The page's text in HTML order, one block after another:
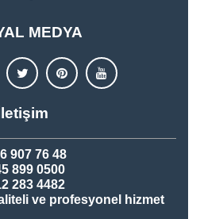
MEDYA
907 76 48
899 0500
283 4482
ve profesyonel hizmet